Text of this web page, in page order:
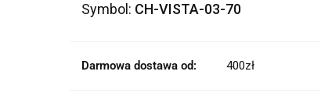
Symbol: CH-VISTA-03-70
Darmowa dostawa od: 400zł